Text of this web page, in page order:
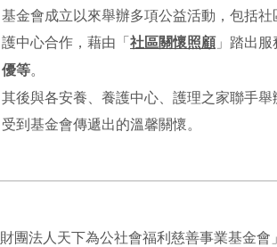
基金會成立以來舉辦多項公益活動，包括
護中心合作，藉由「社區關懷照顧」踏出服
優等。
其後與各安養、養護中心、護理之家聯手
受到基金會傳遞出的溫馨關懷。
財團法人天下為公社會福利慈善事業基金